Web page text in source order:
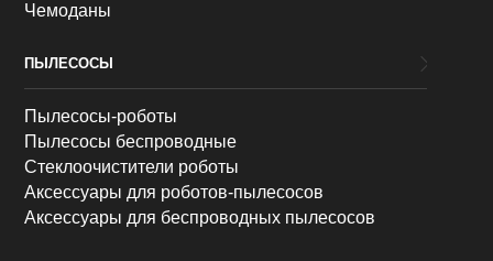
Чемоданы
ПЫЛЕСОСЫ
Пылесосы-роботы
Пылесосы беспроводные
Стеклоочистители роботы
Аксессуары для роботов-пылесосов
Аксессуары для беспроводных пылесосов